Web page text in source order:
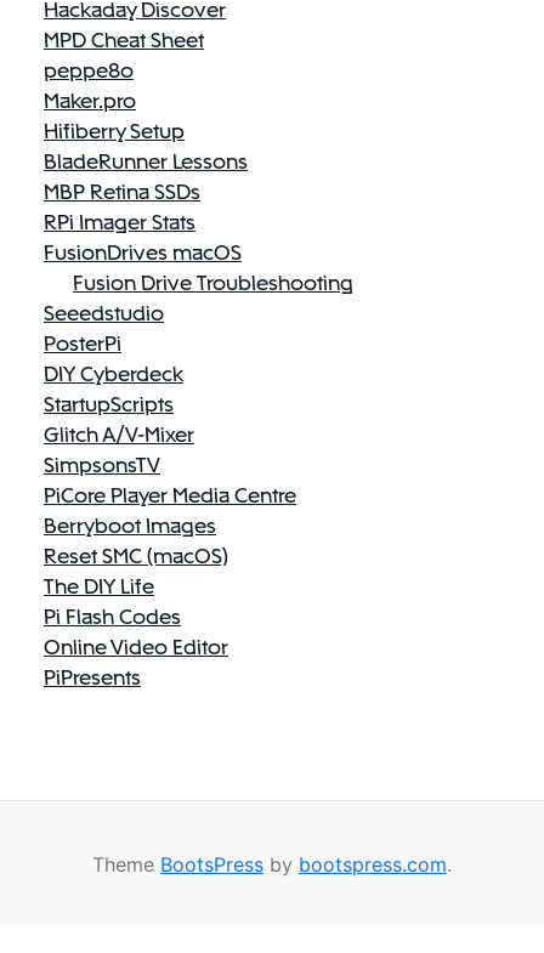
Hackaday Discover
MPD Cheat Sheet
peppe8o
Maker.pro
Hifiberry Setup
BladeRunner Lessons
MBP Retina SSDs
RPi Imager Stats
FusionDrives macOS
Fusion Drive Troubleshooting
Seeedstudio
PosterPi
DIY Cyberdeck
StartupScripts
Glitch A/V-Mixer
SimpsonsTV
PiCore Player Media Centre
Berryboot Images
Reset SMC (macOS)
The DIY Life
Pi Flash Codes
Online Video Editor
PiPresents
Theme BootsPress by bootspress.com.